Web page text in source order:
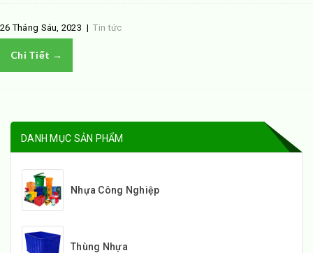
26 Tháng Sáu, 2023 |Tin tức
Chi Tiết →
DANH MỤC SẢN PHẨM
Nhựa Công Nghiệp
Thùng Nhựa